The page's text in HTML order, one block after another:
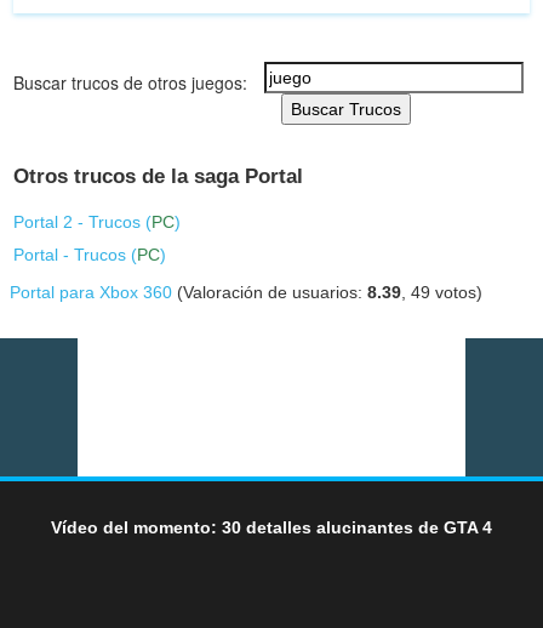
Buscar trucos de otros juegos:
Buscar Trucos
Otros trucos de la saga Portal
Portal 2 - Trucos (PC)
Portal - Trucos (PC)
Portal para Xbox 360 (Valoración de usuarios:8.39 ,49 votos)
Vídeo del momento: 30 detalles alucinantes de GTA 4